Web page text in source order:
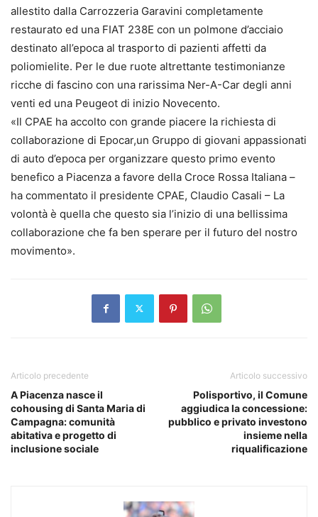
allestito dalla Carrozzeria Garavini completamente
restaurato ed una FIAT 238E con un polmone d’acciaio
destinato all’epoca al trasporto di pazienti affetti da
poliomielite. Per le due ruote altrettante testimonianze
ricche di fascino con una rarissima Ner-A-Car degli anni
venti ed una Peugeot di inizio Novecento.
«Il CPAE ha accolto con grande piacere la richiesta di
collaborazione di Epocar,un Gruppo di giovani appassionati
di auto d’epoca per organizzare questo primo evento
benefico a Piacenza a favore della Croce Rossa Italiana –
ha commentato il presidente CPAE, Claudio Casali – La
volontà è quella che questo sia l’inizio di una bellissima
collaborazione che fa ben sperare per il futuro del nostro
movimento».
Articolo precedente
A Piacenza nasce il
cohousing di Santa Maria di
Campagna: comunità
abitativa e progetto di
inclusione sociale
Articolo successivo
Polisportivo, il Comune
aggiudica la concessione:
pubblico e privato investono
insieme nella
riqualificazione